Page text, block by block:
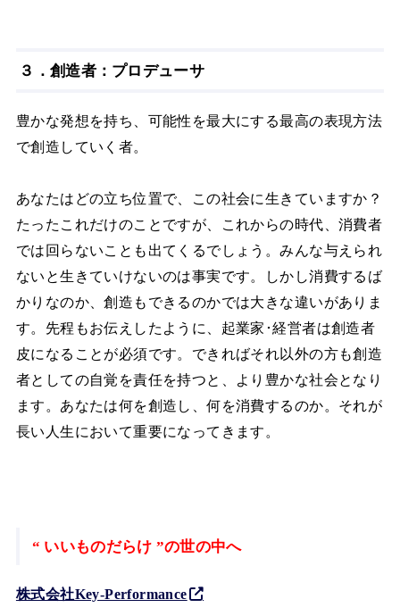
３．創造者：プロデューサ
豊かな発想を持ち、可能性を最大にする最高の表現方法
で創造していく者。
あなたはどの立ち位置で、この社会に生きていますか？
たったこれだけのことですが、これからの時代、消費者
では回らないことも出てくるでしょう。みんな与えられ
ないと生きていけないのは事実です。しかし消費するば
かりなのか、創造もできるのかでは大きな違いがありま
す。先程もお伝えしたように、起業家･経営者は創造者
皮になることが必須です。できればそれ以外の方も創造
者としての自覚を責任を持つと、より豊かな社会となり
ます。あなたは何を創造し、何を消費するのか。それが
長い人生において重要になってきます。
“ いいものだらけ ”の世の中へ
株式会社Key-Performance